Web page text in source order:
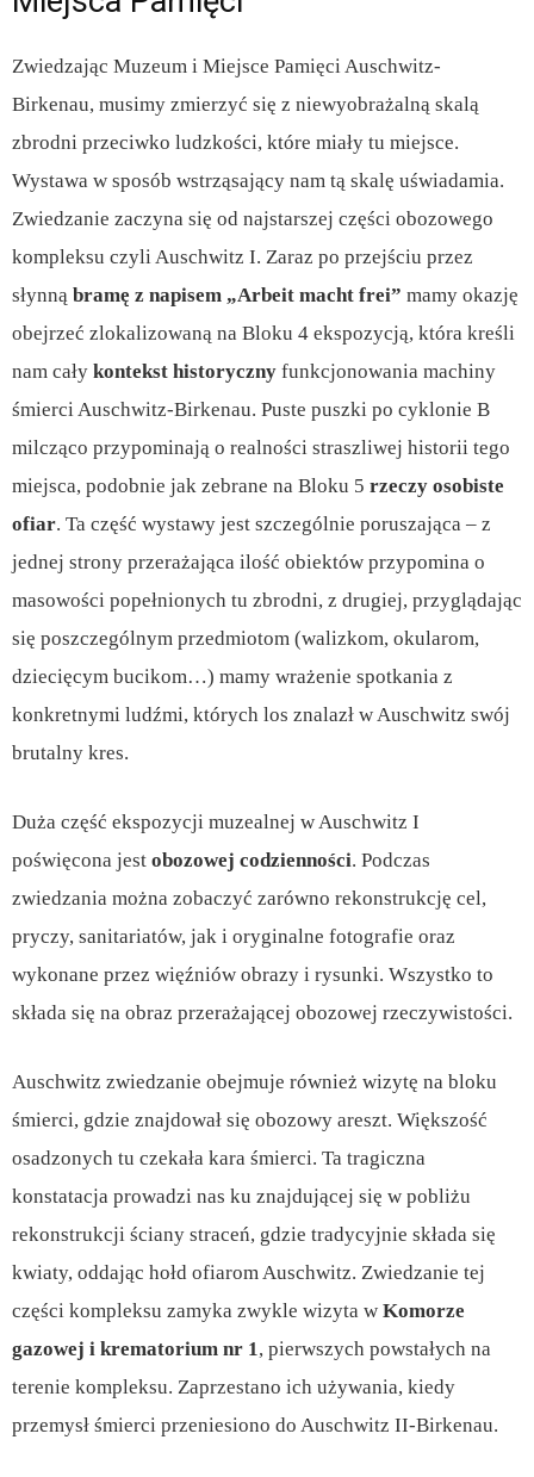
Zwiedzając Muzeum i Miejsce Pamięci Auschwitz-
Birkenau, musimy zmierzyć się z niewyobrażalną skalą
zbrodni przeciwko ludzkości, które miały tu miejsce.
Wystawa w sposób wstrząsający nam tą skalę uświadamia.
Zwiedzanie zaczyna się od najstarszej części obozowego
kompleksu czyli Auschwitz I. Zaraz po przejściu przez
słynną bramę z napisem „Arbeit macht frei” mamy okazję
obejrzeć zlokalizowaną na Bloku 4 ekspozycją, która kreśli
nam cały kontekst historyczny funkcjonowania machiny
śmierci Auschwitz-Birkenau. Puste puszki po cyklonie B
milcząco przypominają o realności straszliwej historii tego
miejsca, podobnie jak zebrane na Bloku 5 rzeczy osobiste
ofiar. Ta część wystawy jest szczególnie poruszająca – z
jednej strony przerażająca ilość obiektów przypomina o
masowości popełnionych tu zbrodni, z drugiej, przyglądając
się poszczególnym przedmiotom (walizkom, okularom,
dziecięcym bucikom…) mamy wrażenie spotkania z
konkretnymi ludźmi, których los znalazł w Auschwitz swój
brutalny kres.
Duża część ekspozycji muzealnej w Auschwitz I
poświęcona jest obozowej codzienności. Podczas
zwiedzania można zobaczyć zarówno rekonstrukcję cel,
pryczy, sanitariatów, jak i oryginalne fotografie oraz
wykonane przez więźniów obrazy i rysunki. Wszystko to
składa się na obraz przerażającej obozowej rzeczywistości.
Auschwitz zwiedzanie obejmuje również wizytę na bloku
śmierci, gdzie znajdował się obozowy areszt. Większość
osadzonych tu czekała kara śmierci. Ta tragiczna
konstatacja prowadzi nas ku znajdującej się w pobliżu
rekonstrukcji ściany straceń, gdzie tradycyjnie składa się
kwiaty, oddając hołd ofiarom Auschwitz. Zwiedzanie tej
części kompleksu zamyka zwykle wizyta w Komorze
gazowej i krematorium nr 1, pierwszych powstałych na
terenie kompleksu. Zaprzestano ich używania, kiedy
przemysł śmierci przeniesiono do Auschwitz II-Birkenau.